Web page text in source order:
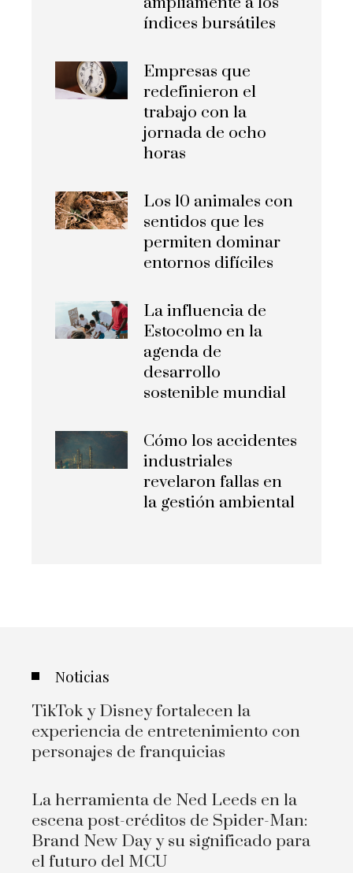
índices bursátiles
Empresas que
redefinieron el
trabajo con la
jornada de ocho
horas
Los 10 animales con
sentidos que les
permiten dominar
entornos difíciles
La influencia de
Estocolmo en la
agenda de
desarrollo
sostenible mundial
Cómo los accidentes
industriales
revelaron fallas en
la gestión ambiental
Noticias
TikTok y Disney fortalecen la
experiencia de entretenimiento con
personajes de franquicias
La herramienta de Ned Leeds en la
escena post-créditos de Spider-Man:
Brand New Day y su significado para
el futuro del MCU